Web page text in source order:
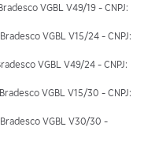
VGBL V49/19 - CNPJ:
VGBL V15/24 - CNPJ:
VGBL V49/24 - CNPJ:
VGBL V15/30 - CNPJ:
VGBL V30/30 -